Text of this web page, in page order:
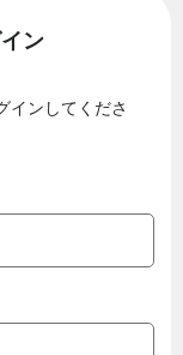
ン
インしてくださ